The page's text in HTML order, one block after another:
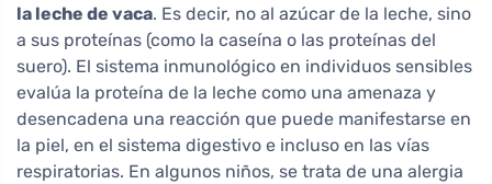
la leche de vaca. Es decir, no al azúcar de la leche, sino
a sus proteínas (como la caseína o las proteínas del
suero). El sistema inmunológico en individuos sensibles
evalúa la proteína de la leche como una amenaza y
desencadena una reacción que puede manifestarse en
la piel, en el sistema digestivo e incluso en las vías
respiratorias. En algunos niños, se trata de una alergia